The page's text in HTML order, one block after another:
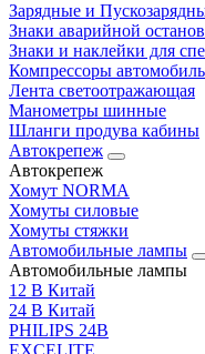
Зарядные и
Знаки аварийной
Знаки и наклейки для
Компрессоры
Лента светоотражающая
Манометры шинные
Шланги продува кабины
Автокрепеж
Автокрепеж
Хомут NORMA
Хомуты силовые
Хомуты стяжки
Автомобильные лампы
Автомобильные лампы
12 В Китай
24 В Китай
PHILIPS 24В